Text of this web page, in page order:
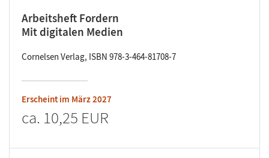
Arbeitsheft Fordern
Mit digitalen Medien
Cornelsen Verlag, ISBN 978-3-464-81708-7
Erscheint im März 2027
ca. 10,25 EUR